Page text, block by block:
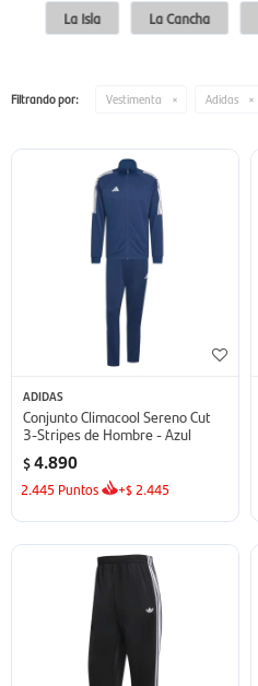
La Isla La Cancha
Filtrando por: Vestimenta Adidas
ADIDAS
Conjunto Climacool Sereno Cut
3-Stripes de Hombre - Azul
$4.890
2.445 Puntos +$ 2.445